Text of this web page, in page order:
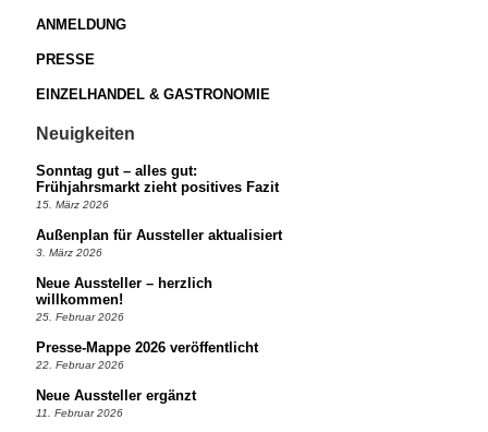
ANMELDUNG
PRESSE
EINZELHANDEL & GASTRONOMIE
Neuigkeiten
Sonntag gut – alles gut:
Frühjahrsmarkt zieht positives Fazit
15. März 2026
Außenplan für Aussteller aktualisiert
3. März 2026
Neue Aussteller – herzlich
willkommen!
25. Februar 2026
Presse-Mappe 2026 veröffentlicht
22. Februar 2026
Neue Aussteller ergänzt
11. Februar 2026